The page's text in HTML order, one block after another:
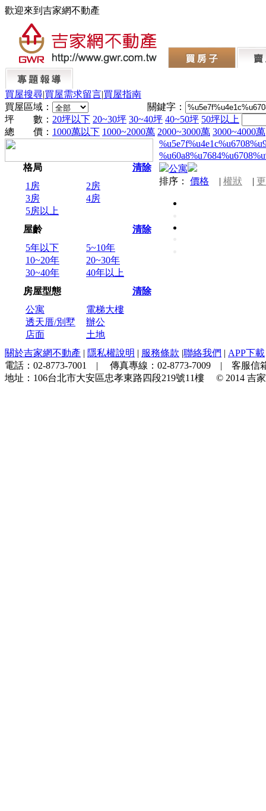
歡迎來到吉家網不動產
買屋搜尋|買屋需求留言|買屋指南
買屋區域：
關鍵字：
坪 數： 20坪以下 20~30坪 30~40坪 40~50坪 50坪以上
總 價： 1000萬以下 1000~2000萬 2000~3000萬 3000~4000萬
格局
清除
1房
2房
3房
4房
5房以上
屋齡
清除
5年以下
5~10年
10~20年
20~30年
30~40年
40年以上
房屋型態
清除
公寓
電梯大樓
透天厝/別墅
辦公
店面
土地
公寓
排序： 價格 | 權狀 |
關於吉家網不動產 | 隱私權說明 | 服務條款 |聯絡我們 | APP下載
電話： 02-8773-7001 | 傳真專線： 02-8773-7009 | 客服信
地址： 106台北市大安區忠孝東路四段219號11樓 © 2014 吉